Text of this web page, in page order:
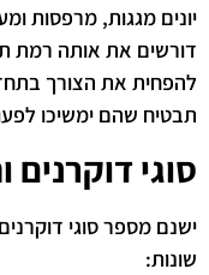
יונים מגגות, מרפסות
דורשים את אותה רמת
להפחית את הצורך
תבטיח שהם ימשיכו
סוגי
ישנם מספר סוגי
שונות: